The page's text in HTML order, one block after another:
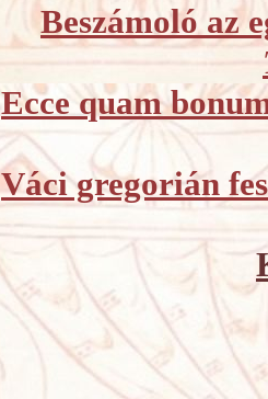
Beszámoló az
Ecce quam
Váci gregorián